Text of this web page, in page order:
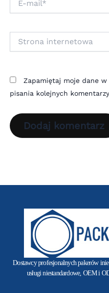
mail*
internetowa
Zapamiętaj moje dane
pisania kolejnych
Dostawcy profesjonalnych pakerów
usługi niestandardowe, OEM i